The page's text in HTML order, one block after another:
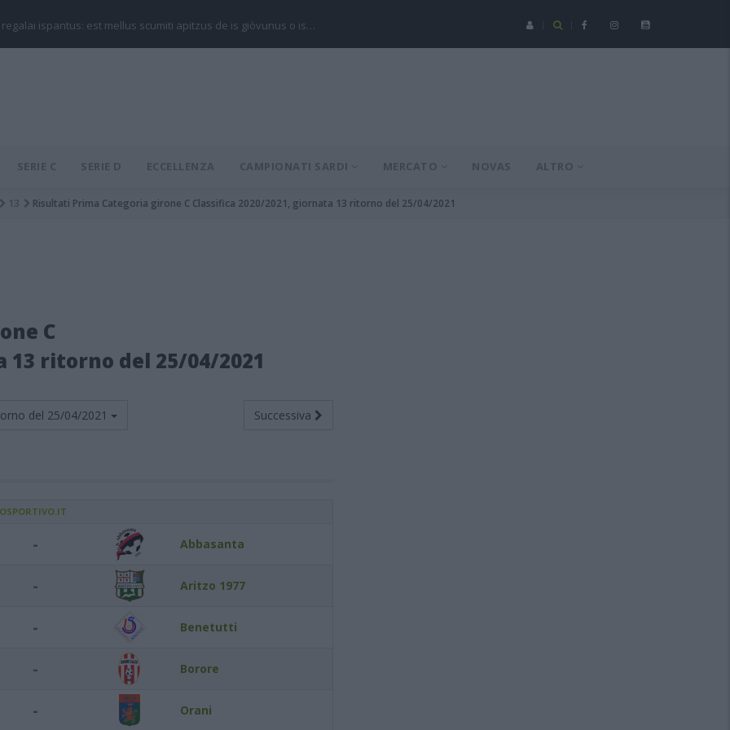
regalai ispantus: est mellus scumiti apitzus de is giòvunus o is… Serie C - Coppa Italia: Spezia-Torres posticipata a domenica 16
SERIE C SERIE D ECCELLENZA CAMPIONATI SARDI MERCATO NOVAS ALTRO
13 Risultati Prima Categoria girone C Classifica 2020/2021, giornata 13 ritorno del 25/04/2021
C
13 ritorno del 25/04/2021
del 25/04/2021 Successiva
- Abbasanta
- Aritzo 1977
- Benetutti
- Borore
- Orani